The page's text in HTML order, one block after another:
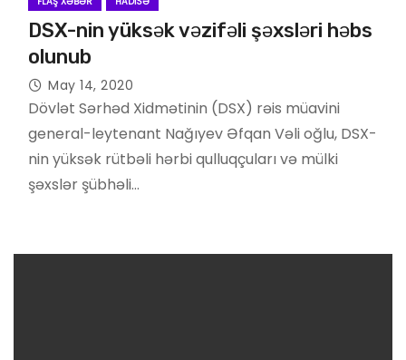
DSX-nin yüksək vəzifəli şəxsləri həbs
olunub
May 14, 2020
Dövlət Sərhəd Xidmətinin (DSX) rəis müavini
general-leytenant Nağıyev Əfqan Vəli oğlu, DSX-
nin yüksək rütbəli hərbi qulluqçuları və mülki
şəxslər şübhəli…